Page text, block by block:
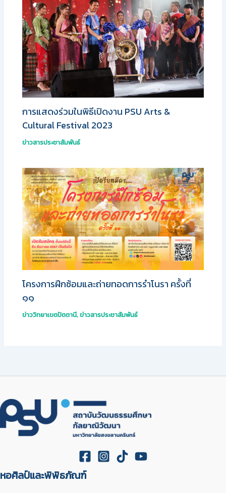
การแสดงร่วมในพิธีเปิดงาน PSU Arts &
Cultural Festival 2023
ข่าวสารประชาสัมพันธ์
โครงการฝึกซ้อมและถ่ายทอดการรำโนรา ครั้งที่
๑๑
ข่าววิทยาเขตปัตตานี,ข่าวสารประชาสัมพันธ์
หอศิลป์และพิพิธภัณฑ์